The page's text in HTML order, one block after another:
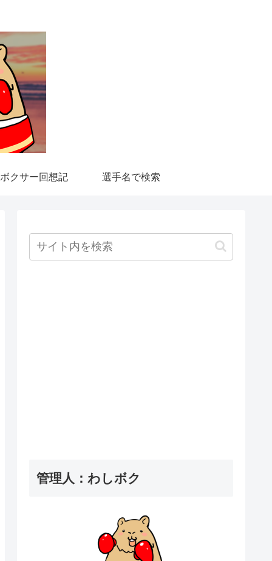
クサー回想記 選手名で検索
管理人：わしボク